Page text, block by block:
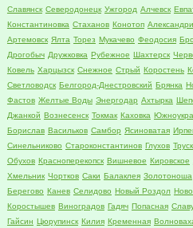
Славянск Северодонецк Ужгород Алчевск
Константиновка Стаханов Конотоп
Артемовск Ялта Торез Мукачево Феодосия
Дрогобыч Дружковка Рубежное Шахтерск
Ковель Харцызск Снежное Стрый Коростень
Светловодск Белгород-Днестровский Брянка
Фастов Желтые Воды Энергодар Ахтырка
Джанкой Вознесенск Токмак Каховка
Борислав Васильков Самбор Ясиноватая
Синельниково Староконстантинов Глухов
Обухов Красноперекопск Вишневое Кировское
Хмельник Чортков Саки Балаклея Золотоноша
Берегово Канев Селидово Новый Роздол
Коростышев Виноградов Гадяч Попасная
Гайсин Цюрупинск Килия Кременная